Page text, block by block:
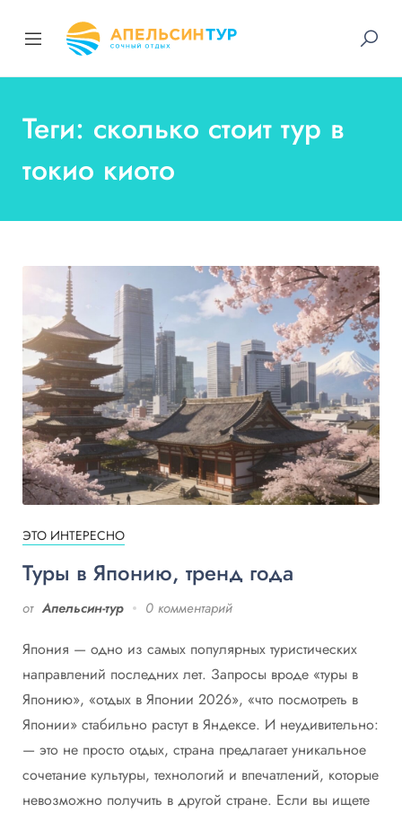
Теги: сколько стоит тур в
токио киото
ЭТО ИНТЕРЕСНО
Туры в Японию, тренд года
от Апельсин-тур 0 комментарий
Япония — одно из самых популярных туристических
направлений последних лет. Запросы вроде «туры в
Японию», «отдых в Японии 2026», «что посмотреть в
Японии» стабильно растут в Яндексе. И неудивительно:
— это не просто отдых, страна предлагает уникальное
сочетание культуры, технологий и впечатлений, которые
невозможно получить в другой стране. Если вы ищете